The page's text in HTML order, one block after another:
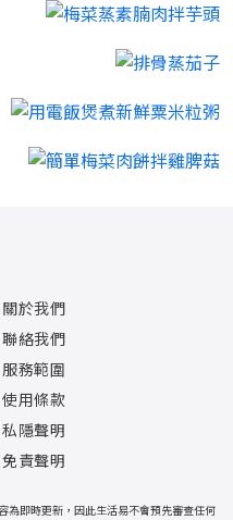
關於我們
聯絡我們
服務範圍
使用條款
私隱聲明
免責聲明
為即時更新，因此生活易不會預先審查任何